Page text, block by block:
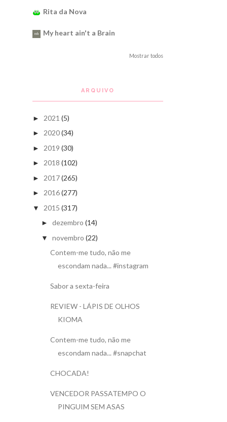
Rita da Nova
My heart ain't a Brain
Mostrar todos
ARQUIVO
► 2021 (5)
► 2020(34)
► 2019 (30)
► 2018 (102)
► 2017(265)
► 2016(277)
▼ 2015 (317)
► dezembro (14)
▼ novembro (22)
Contem-me tudo, não me
escondam nada... #instagram
Sabor a sexta-feira
REVIEW - LÁPIS DE OLHOS
KIOMA
Contem-me tudo, não me
escondam nada... #snapchat
CHOCADA!
VENCEDOR PASSATEMPO O
PINGUIM SEM ASAS